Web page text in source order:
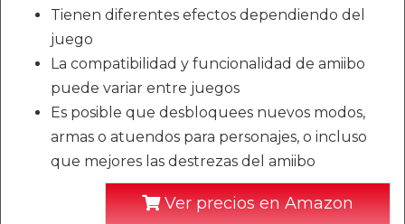
Tienen diferentes efectos dependiendo del
juego
La compatibilidad y funcionalidad de amiibo
puede variar entre juegos
Es posible que desbloquees nuevos modos,
armas o atuendos para personajes, o incluso
que mejores las destrezas del amiibo
Ver precios en Amazon